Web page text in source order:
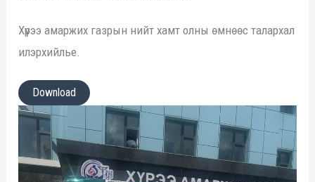
Хүрээ амаржих газрын нийт хамт олны өмнөөс талархал
илэрхийлье.
Download